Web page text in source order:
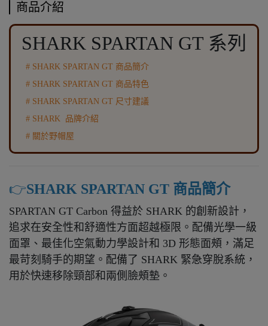
商品介紹
SHARK SPARTAN GT 系列
# SHARK SPARTAN GT 商品簡介
# SHARK SPARTAN GT 商品特色
# SHARK SPARTAN GT 尺寸建議
# SHARK 品牌介紹
# 關於野帽屋
👉️SHARK SPARTAN GT 商品簡介
SPARTAN GT Carbon 得益於 SHARK 的創新設計，
追求在安全性和舒適性方面超越極限。配備光學一級
面罩、最佳化空氣動力學設計和 3D 形態面頰，滿足
最苛刻騎手的期望。配備了 SHARK 緊急穿脫系統，
用於快速移除頸部和兩側臉頰墊。